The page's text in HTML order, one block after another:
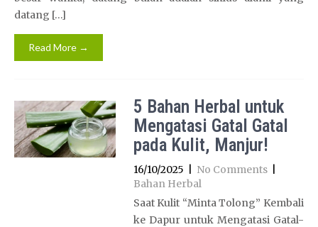
datang […]
Read More →
5 Bahan Herbal untuk
Mengatasi Gatal Gatal
pada Kulit, Manjur!
16/10/2025 No Comments
Bahan Herbal
Saat Kulit “Minta Tolong” Kembali
ke Dapur untuk Mengatasi Gatal-